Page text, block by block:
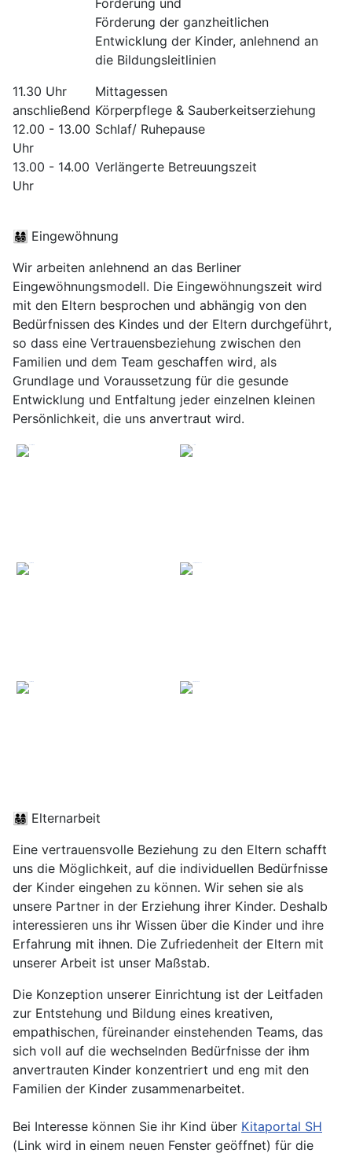
Förderung der ganzheitlichen
Entwicklung der Kinder, anlehnend an
die Bildungsleitlinien
11.30 Uhr
Mittagessen
anschließend Körperpflege & Sauberkeitserziehung
12.00 - 13.00
Uhr
Schlaf/ Ruhepause
13.00 - 14.00
Uhr
Verlängerte Betreuungszeit
👨‍👩‍👧‍👦 Eingewöhnung
Wir arbeiten anlehnend an das Berliner
Eingewöhnungsmodell. Die Eingewöhnungszeit wird
mit den Eltern besprochen und abhängig von den
Bedürfnissen des Kindes und der Eltern durchgeführt,
so dass eine Vertrauensbeziehung zwischen den
Familien und dem Team geschaffen wird, als
Grundlage und Voraussetzung für die gesunde
Entwicklung und Entfaltung jeder einzelnen kleinen
Persönlichkeit, die uns anvertraut wird.
👨‍👩‍👧‍👦 Elternarbeit
Eine vertrauensvolle Beziehung zu den Eltern schafft
uns die Möglichkeit, auf die individuellen Bedürfnisse
der Kinder eingehen zu können. Wir sehen sie als
unsere Partner in der Erziehung ihrer Kinder. Deshalb
interessieren uns ihr Wissen über die Kinder und ihre
Erfahrung mit ihnen. Die Zufriedenheit der Eltern mit
unserer Arbeit ist unser Maßstab.
Die Konzeption unserer Einrichtung ist der Leitfaden
zur Entstehung und Bildung eines kreativen,
empathischen, füreinander einstehenden Teams, das
sich voll auf die wechselnden Bedürfnisse der ihm
anvertrauten Kinder konzentriert und eng mit den
Familien der Kinder zusammenarbeitet.
Bei Interesse können Sie ihr Kind über Kitaportal SH
(Link wird in einem neuen Fenster geöffnet) für die